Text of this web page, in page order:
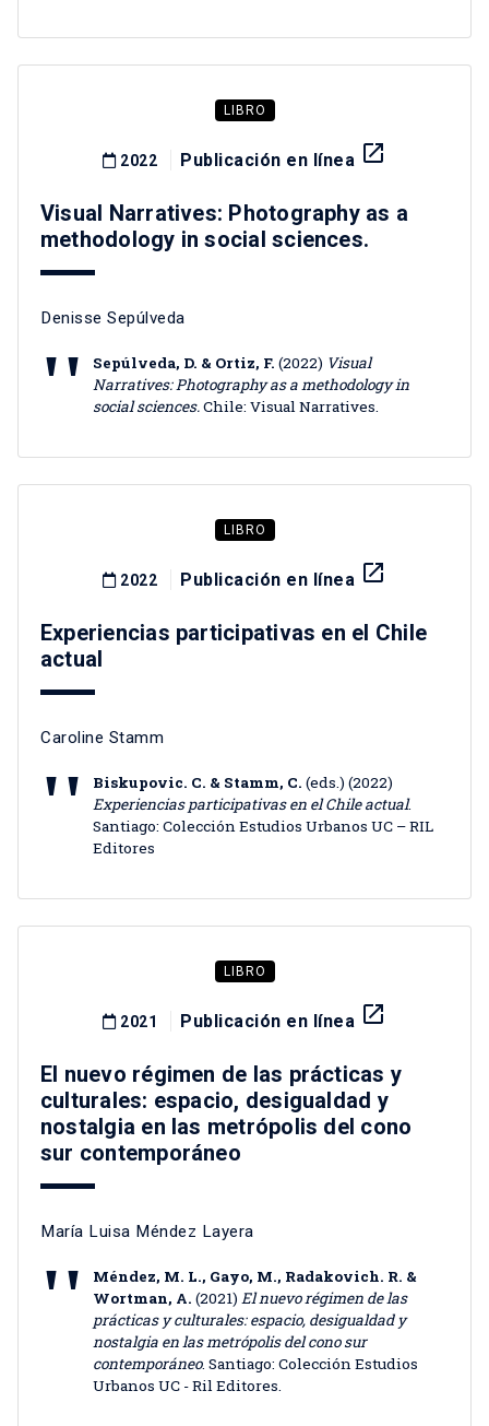
LIBRO
2022 Publicación en línea launch
Visual Narratives: Photography as a
methodology in social sciences.
Denisse Sepúlveda
Sepúlveda, D. & Ortiz, F. (2022) Visual
Narratives: Photography as a methodology in
social sciences.Chile: Visual Narratives.
LIBRO
2022 Publicación en línea launch
Experiencias participativas en el Chile
actual
Caroline Stamm
Biskupovic. C. & Stamm, C. (eds.) (2022)
Experiencias participativas en el Chile actual.
Santiago: Colección Estudios Urbanos UC – RIL
Editores
LIBRO
2021 Publicación en línea launch
El nuevo régimen de las prácticas y
culturales: espacio, desigualdad y
nostalgia en las metrópolis del cono
sur contemporáneo
María Luisa Méndez Layera
Méndez, M. L., Gayo, M., Radakovich. R. &
Wortman, A. (2021) El nuevo régimen de las
prácticas y culturales: espacio, desigualdad y
nostalgia en las metrópolis del cono sur
contemporáneo. Santiago: Colección Estudios
Urbanos UC - Ril Editores.